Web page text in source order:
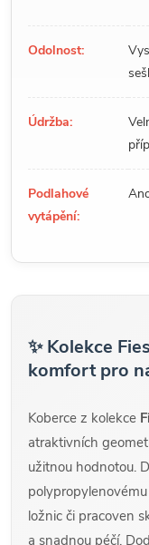
Odolnost:
Údržba:
Podlahové
vytápění:
✨ Kolekce
komfort pro
Koberce z kolekce
atraktivních
užitnou hodnotou.
ložnic či pracoven
a snadnou péčí.